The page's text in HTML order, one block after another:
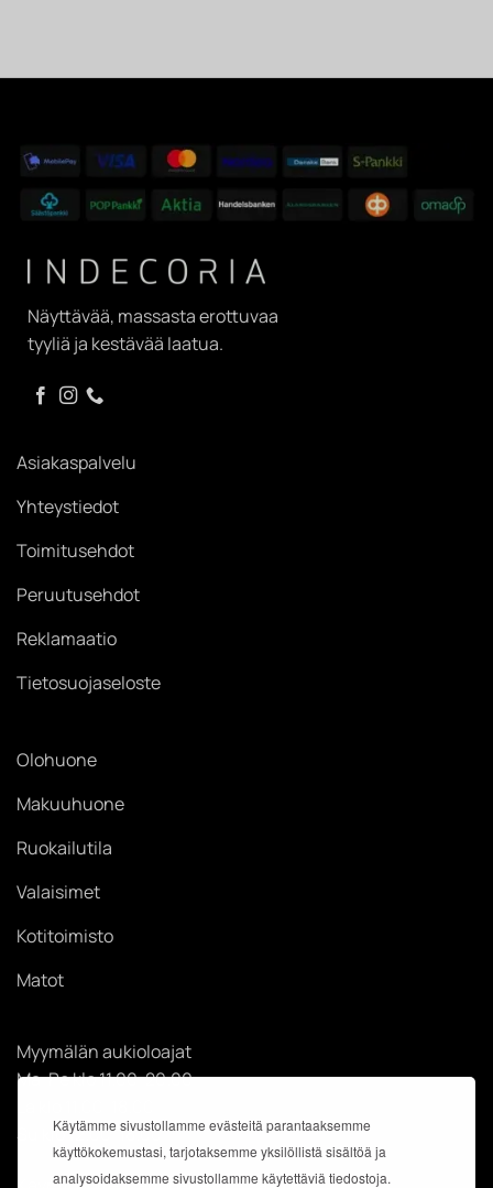
Käytämme sivustollamme evästeitä parantaaksemme
käyttökokemustasi, tarjotaksemme yksilöllistä sisältöä ja
analysoidaksemme sivustollamme käytettäviä tiedostoja.
Näyttävää, massasta erottuvaa
tyyliä ja kestävää laatua.
Asiakaspalvelu
Yhteystiedot
Toimitusehdot
Peruutusehdot
Reklamaatio
Tietosuojaseloste
Olohuone
Makuuhuone
Ruokailutila
Valaisimet
Kotitoimisto
Matot
Myymälän aukioloajat
Ma-Pe klo 11.00-20.00
Su klo 12.00-18.00